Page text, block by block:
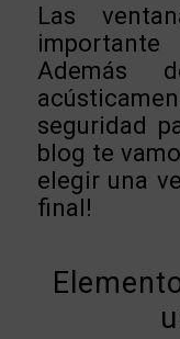
Las
Además
seguridad
blog te
elegir una
final!